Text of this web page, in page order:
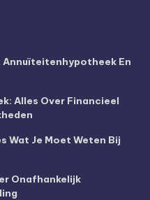
En
Alles Over Financieel
Wat Je Moet Weten Bij
Onafhankelijk